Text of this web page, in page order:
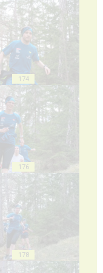
174
176
178